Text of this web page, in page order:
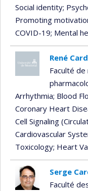
Social identity;
Promoting
COVID-19; Mental
René
Faculté
Arrhythmia; Blood
Coronary Heart
Cell Signaling
Cardiovascular
Toxicology; Heart
Serge
Faculté